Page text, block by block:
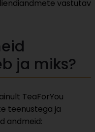
vastutav
ja miks?
TeaForYou
teenustega ja
andmeid: